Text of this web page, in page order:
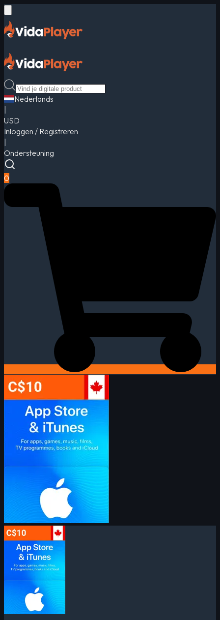
Nederlands
USD
Inloggen / Registreren
Ondersteuning
0